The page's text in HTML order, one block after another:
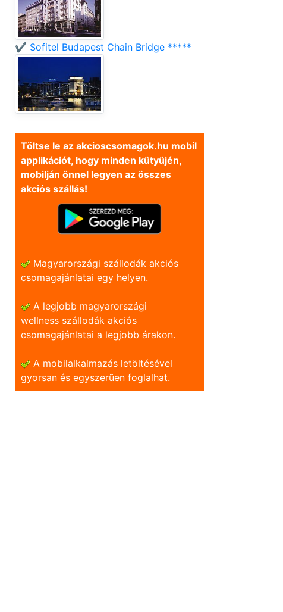
✔️ Sofitel Budapest Chain Bridge *****
Töltse le az akcioscsomagok.hu mobil
applikációt, hogy minden kütyüjén,
mobilján önnel legyen az összes
akciós szállás!
Magyarországi szállodák akciós
csomagajánlatai egy helyen.
A legjobb magyarországi
wellness szállodák akciós
csomagajánlatai a legjobb árakon.
A mobilalkalmazás letöltésével
gyorsan és egyszerũen foglalhat.